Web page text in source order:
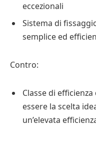
eccezionali
Sistema di
semplice ed
Contro:
Classe di
essere la scelta
un’elevata